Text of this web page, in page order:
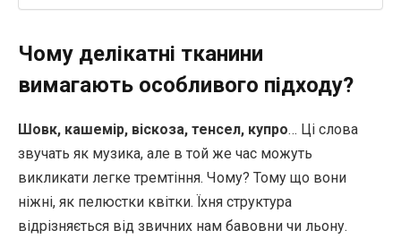
Чому делікатні тканини
вимагають особливого підходу?
Шовк, кашемір, віскоза, тенсел, купро… Ці слова
звучать як музика, але в той же час можуть
викликати легке тремтіння. Чому? Тому що вони
ніжні, як пелюстки квітки. Їхня структура
відрізняється від звичних нам бавовни чи льону.